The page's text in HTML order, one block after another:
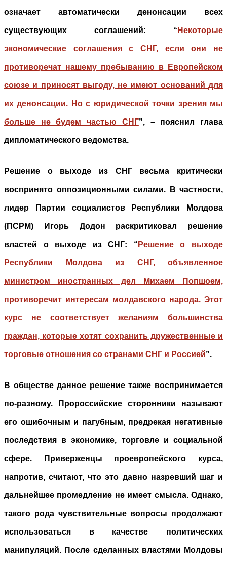
означает автоматически денонсации всех
существующих соглашений: “ Некоторые
экономические соглашения с СНГ, если они не
противоречат нашему пребыванию в Европейском
союзе и приносят выгоду, не имеют оснований для
их денонсации. Но с юридической точки зрения мы
больше не будем частью СНГ”, – пояснил глава
дипломатического ведомства.
Решение о выходе из СНГ весьма критически
воспринято оппозиционными силами. В частности,
лидер Партии социалистов Республики Молдова
(ПСРМ) Игорь Додон раскритиковал решение
властей о выходе из СНГ: “ Решение о выходе
Республики Молдова из СНГ, объявленное
министром иностранных дел Михаем Попшоем,
противоречит интересам молдавского народа. Этот
курс не соответствует желаниям большинства
граждан, которые хотят сохранить дружественные и
торговые отношения со странами СНГ и Россией”.
В обществе данное решение также воспринимается
по-разному. Пророссийские сторонники называют
его ошибочным и пагубным, предрекая негативные
последствия в экономике, торговле и социальной
сфере. Приверженцы проевропейского курса,
напротив, считают, что это давно назревший шаг и
дальнейшее промедление не имеет смысла. Однако,
такого рода чувствительные вопросы продолжают
использоваться в качестве политических
манипуляций. После сделанных властями Молдовы